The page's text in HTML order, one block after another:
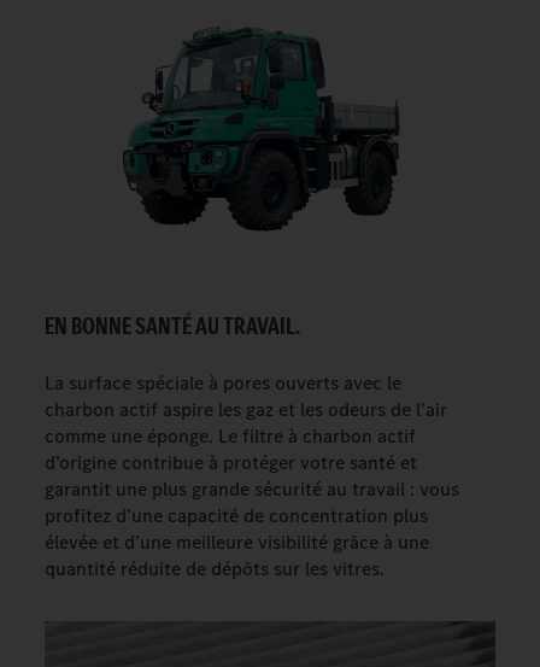
EN BONNE SANTÉ AU TRAVAIL.
La surface spéciale à pores ouverts avec le
charbon actif aspire les gaz et les odeurs de l’air
comme une éponge. Le filtre à charbon actif
d’origine contribue à protéger votre santé et
garantit une plus grande sécurité au travail : vous
profitez d’une capacité de concentration plus
élevée et d’une meilleure visibilité grâce à une
quantité réduite de dépôts sur les vitres.